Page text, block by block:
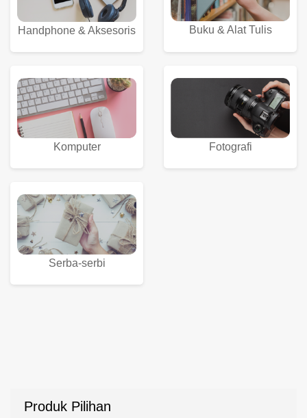
Handphone & Aksesoris Buku & Alat Tulis
Komputer Fotografi
Serba-serbi
Produk Pilihan